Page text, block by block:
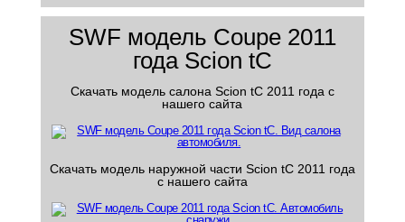
SWF модель Coupe 2011
года Scion tC
Скачать модель салона Scion tC 2011 года с
нашего сайта
Скачать модель наружной части Scion tC 2011 года
с нашего сайта